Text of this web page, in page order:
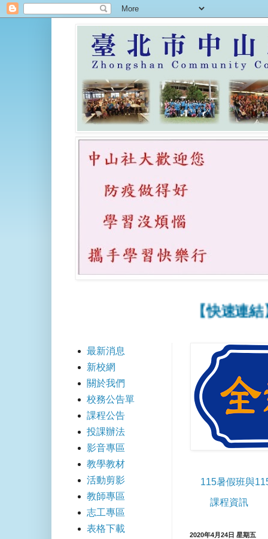
【快速連結】
115暑假班與
課程資訊
2020年4月24日 星期五
最新消息
新校網
關於我們
校務公告單
課程公告
投課辦法
影音專區
教學教材
活動剪影
教師專區
志工專區
表格下載